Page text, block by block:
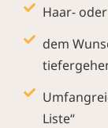
Haar-
dem
Liste“